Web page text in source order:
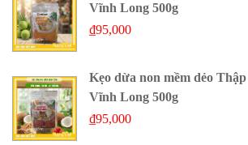
Vĩnh Long 500g
₫95,000
Kẹo dừa non mềm dẻo
Vĩnh Long 500g
₫95,000